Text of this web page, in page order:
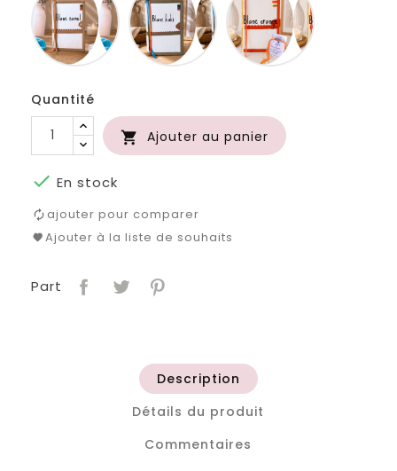
Quantité
 Ajouter au panier
 En stock
ajouter pour comparer
Ajouter à la liste de souhaits
Part
Description
Détails du produit
Commentaires